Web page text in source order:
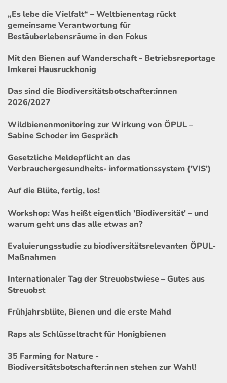
„Es lebe die Vielfalt“ – Weltbienentag rückt
gemeinsame Verantwortung für
Bestäuberlebensräume in den Fokus
Mit den Bienen auf Wanderschaft - Betriebsreportage
Imkerei Hausruckhonig
Das sind die Biodiversitätsbotschafter:innen
2026/2027
Wildbienenmonitoring zur Wirkung von ÖPUL –
Sabine Schoder im Gespräch
Gesetzliche Meldepflicht an das
Verbrauchergesundheits- informationssystem ('VIS')
Auf die Blüte, fertig, los!
Workshop: Was heißt eigentlich 'Biodiversität' – und
warum geht uns das alle etwas an?
Evaluierungsstudie zu biodiversitätsrelevanten ÖPUL-
Maßnahmen
Internationaler Tag der Streuobstwiese – Gutes aus
Streuobst
Frühjahrsblüte, Bienen und die erste Mahd
Raps als Schlüsseltracht für Honigbienen
35 Farming for Nature -
Biodiversitätsbotschafter:innen stehen zur Wahl!